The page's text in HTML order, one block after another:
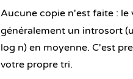
Aucune copie n'est faite :
généralement un introsort
log n) en moyenne. C'est
votre propre tri.